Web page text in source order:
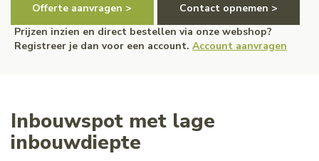
Offerte aanvragen >
Contact opnemen >
Prijzen inzien en direct bestellen via onze webshop?
Registreer je dan voor een account. Account aanvragen
Inbouwspot met lage
inbouwdiepte